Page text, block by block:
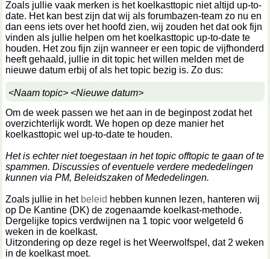
Zoals jullie vaak merken is het koelkasttopic niet altijd up-to-
date. Het kan best zijn dat wij als forumbazen-team zo nu en
dan eens iets over het hoofd zien, wij zouden het dat ook fijn
vinden als jullie helpen om het koelkasttopic up-to-date te
houden. Het zou fijn zijn wanneer er een topic de vijfhonderd
heeft gehaald, jullie in dit topic het willen melden met de
nieuwe datum erbij of als het topic bezig is. Zo dus:
<Naam topic> <Nieuwe datum>
Om de week passen we het aan in de beginpost zodat het
overzichterlijk wordt. We hopen op deze manier het
koelkasttopic wel up-to-date te houden.
Het is echter niet toegestaan in het topic offtopic te gaan of te
spammen. Discussies of eventuele verdere mededelingen
kunnen via PM, Beleidszaken of Mededelingen.
Zoals jullie in het beleid hebben kunnen lezen, hanteren wij
op De Kantine (DK) de zogenaamde koelkast-methode.
Dergelijke topics verdwijnen na 1 topic voor welgeteld 6
weken in de koelkast.
Uitzondering op deze regel is het Weerwolfspel, dat 2 weken
in de koelkast moet.